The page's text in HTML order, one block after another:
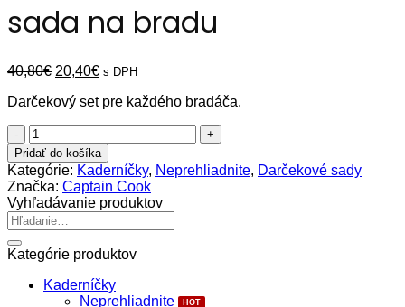
sada na bradu
40,80€ Pôvodná
bola:
20,40€Aktuálna
je:
s DPH
Darčekový set pre každého bradáča.
množstvo
Captain
Cook
Darčeková
sada
na
bradu
Pridať do košíka
Kategórie: Kaderníčky, Neprehliadnite, Darčekové sady
Značka: Captain Cook
Vyhľadávanie produktov
Hľadať:
Kategórie produktov
Kaderníčky
Neprehliadnite